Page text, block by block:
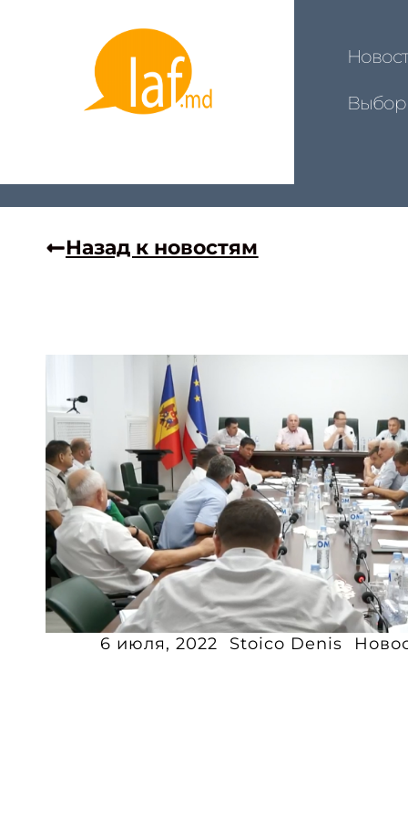
Назад к новостям
6 июля, 2022 Stoico Denis